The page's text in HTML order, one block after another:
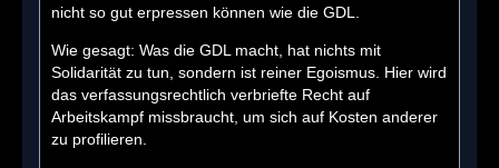
nicht so gut erpressen können wie die GDL.
Wie gesagt: Was die GDL macht, hat nichts mit
Solidarität zu tun, sondern ist reiner Egoismus. Hier wird
das verfassungsrechtlich verbriefte Recht auf
Arbeitskampf missbraucht, um sich auf Kosten anderer
zu profilieren.